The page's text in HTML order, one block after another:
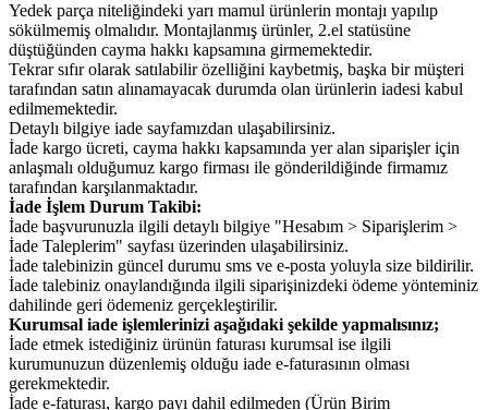
Yedek parça niteliğindeki yarı mamul ürünlerin montajı yapılıp
sökülmemiş olmalıdır. Montajlanmış ürünler, 2.el statüsüne
düştüğünden cayma hakkı kapsamına girmemektedir.
Tekrar sıfır olarak satılabilir özelliğini kaybetmiş, başka bir müşteri
tarafından satın alınamayacak durumda olan ürünlerin iadesi kabul
edilmemektedir.
Detaylı bilgiye iade sayfamızdan ulaşabilirsiniz.
İade kargo ücreti, cayma hakkı kapsamında yer alan siparişler için
anlaşmalı olduğumuz kargo firması ile gönderildiğinde firmamız
tarafından karşılanmaktadır.
İade İşlem Durum Takibi:
İade başvurunuzla ilgili detaylı bilgiye "Hesabım > Siparişlerim >
İade Taleplerim" sayfası üzerinden ulaşabilirsiniz.
İade talebinizin güncel durumu sms ve e-posta yoluyla size bildirilir.
İade talebiniz onaylandığında ilgili siparişinizdeki ödeme yönteminiz
dahilinde geri ödemeniz gerçekleştirilir.
Kurumsal iade işlemlerinizi aşağıdaki şekilde yapmalısınız;
İade etmek istediğiniz ürünün faturası kurumsal ise ilgili
kurumunuzun düzenlemiş olduğu iade e-faturasının olması
gerekmektedir.
İade e-faturası, kargo payı dahil edilmeden (Ürün Birim